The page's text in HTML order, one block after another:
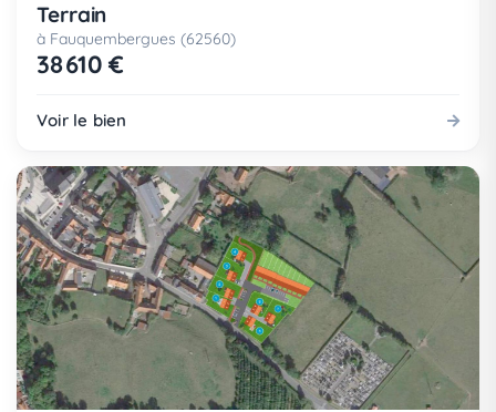
Terrain
à Fauquembergues (62560)
38 610 €
Voir le bien